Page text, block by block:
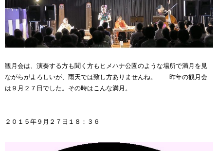
観月会は、演奏する方も聞く方もヒメハナ公園のような場所で満月を見
ながらがよろしいが、雨天では致し方ありませんね。 昨年の観月会
は９月２７日でした。その時はこんな満月。
２０１５年９月２７日１８：３６